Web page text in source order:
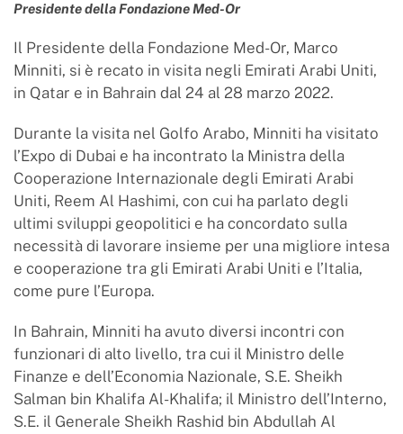
Presidente della Fondazione Med-Or
Il Presidente della Fondazione Med-Or, Marco
Minniti, si è recato in visita negli Emirati Arabi Uniti,
in Qatar e in Bahrain dal 24 al 28 marzo 2022.
Durante la visita nel Golfo Arabo, Minniti ha visitato
l’Expo di Dubai e ha incontrato la Ministra della
Cooperazione Internazionale degli Emirati Arabi
Uniti, Reem Al Hashimi, con cui ha parlato degli
ultimi sviluppi geopolitici e ha concordato sulla
necessità di lavorare insieme per una migliore intesa
e cooperazione tra gli Emirati Arabi Uniti e l’Italia,
come pure l’Europa.
In Bahrain, Minniti ha avuto diversi incontri con
funzionari di alto livello, tra cui il Ministro delle
Finanze e dell’Economia Nazionale, S.E. Sheikh
Salman bin Khalifa Al-Khalifa; il Ministro dell’Interno,
S.E. il Generale Sheikh Rashid bin Abdullah Al